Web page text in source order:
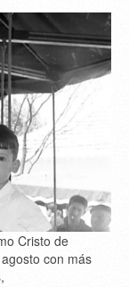
Cristo de
con más